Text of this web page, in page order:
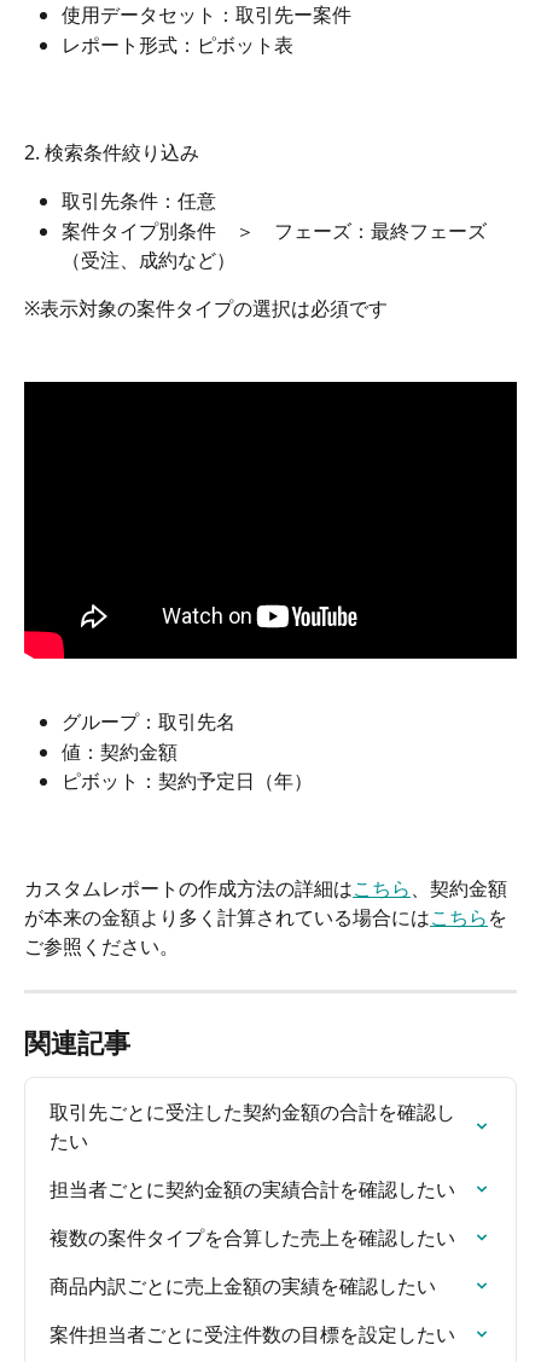
使用データセット：取引先ー案件
レポート形式：ピボット表
2. 検索条件絞り込み
取引先条件：任意
案件タイプ別条件　＞　フェーズ：最終フェーズ
（受注、成約など）
※表示対象の案件タイプの選択は必須です
グループ：取引先名
値：契約金額
ピボット：契約予定日（年）
カスタムレポートの作成方法の詳細はこちら、契約金額
が本来の金額より多く計算されている場合にはこちらを
ご参照ください。
関連記事
取引先ごとに受注した契約金額の合計を確認し
たい
担当者ごとに契約金額の実績合計を確認したい
複数の案件タイプを合算した売上を確認したい
商品内訳ごとに売上金額の実績を確認したい
案件担当者ごとに受注件数の目標を設定したい